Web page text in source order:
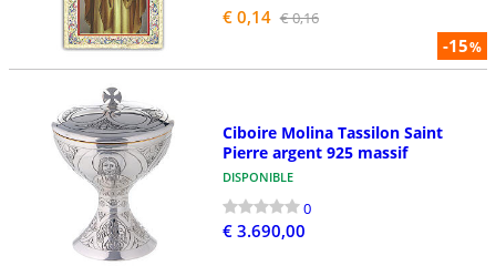
-15%
€ 0,14 € 0,16
Ciboire Molina Tassilon Saint
Pierre argent 925 massif
DISPONIBLE
0
€ 3.690,00